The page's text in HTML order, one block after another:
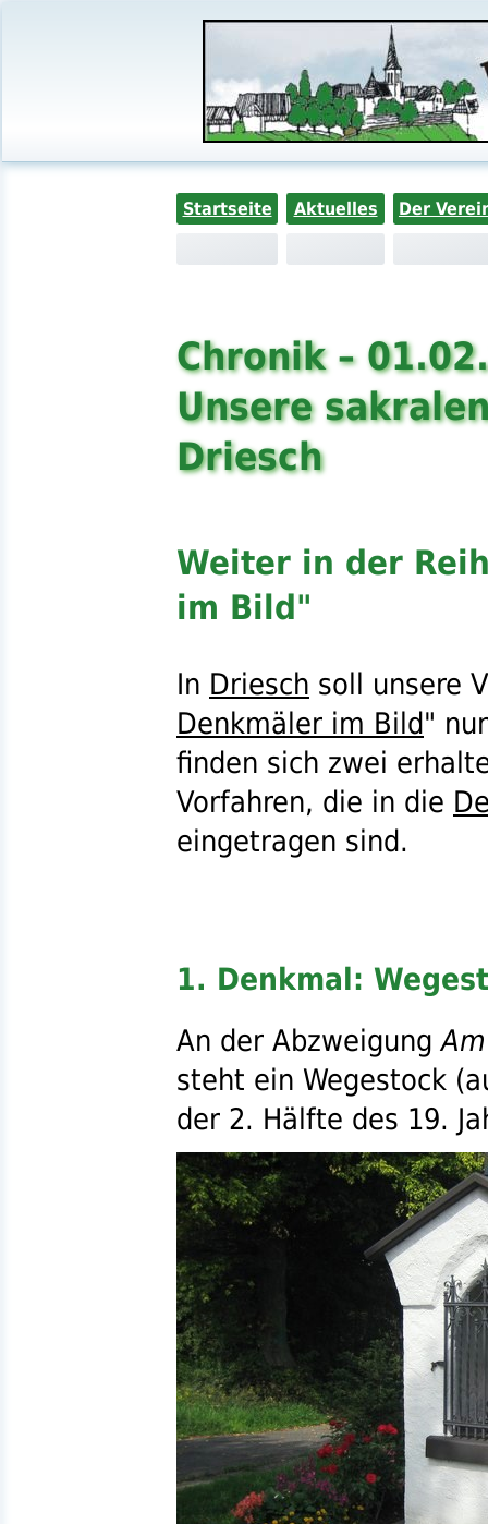
Startseite Aktuelles Der
Chronik –
Unsere
Driesch
Weiter in der
im Bild"
In Driesch soll unsere
Denkmäler im Bild"
finden sich zwei
Vorfahren, die in die
eingetragen sind.
1. Denkmal:
An der Abzweigung
steht ein Wegestock
der 2. Hälfte des 19.